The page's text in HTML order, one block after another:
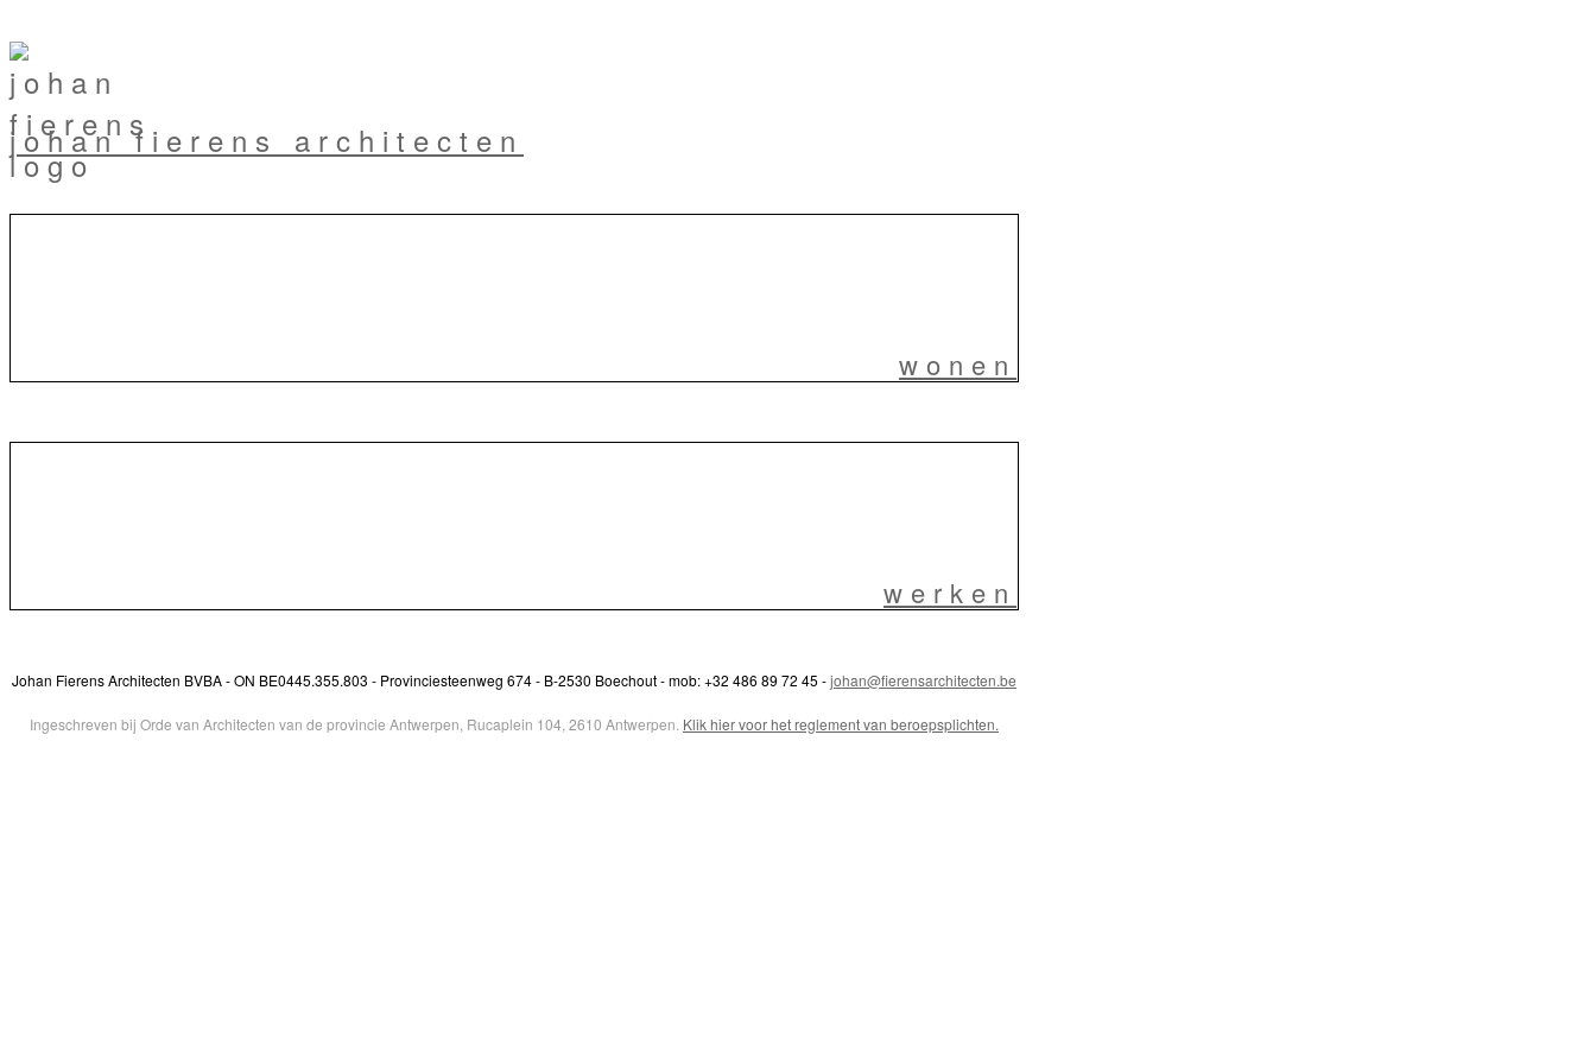
johan fierens architecten
wonen
werken
Johan Fierens Architecten BVBA - ON BE0445.355.803 - Provinciesteenweg 674 - B-2530 Boechout - mob: +32 486 89 72 45 -johan@fierensarchitecten.be
Ingeschreven bij Orde van Architecten van de provincie Antwerpen, Rucaplein 104, 2610 Antwerpen. Klik hier voor het reglement van beroepsplichten.